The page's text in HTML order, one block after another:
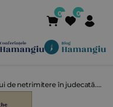
021 336 01 25
de netrimitere în judecată.